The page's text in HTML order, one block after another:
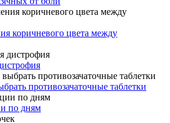
коричневого цвета между
противозачаточные таблетки
по дням